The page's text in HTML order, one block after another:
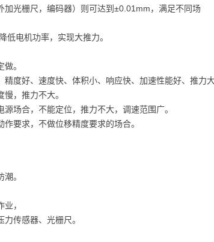
加光栅尺，编码器）则可达到±0.01mm，满足不同场
电机功率，实现大推力。
。
度好、速度快、体积小、响应快、加速性能好、推力
，推力不大。
场合，不能定位，推力不大，调速范围广。
要求，不做位移精度要求的场合。
。
，
传感器、光栅尺。